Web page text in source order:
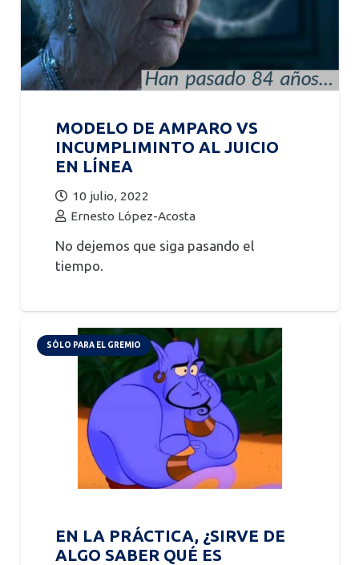
MODELO DE AMPARO VS
INCUMPLIMINTO AL JUICIO
EN LÍNEA
10 julio, 2022
Ernesto López-Acosta
No dejemos que siga pasando el
tiempo.
SÓLO PARA EL GREMIO
EN LA PRÁCTICA, ¿SIRVE DE
ALGO SABER QUÉ ES